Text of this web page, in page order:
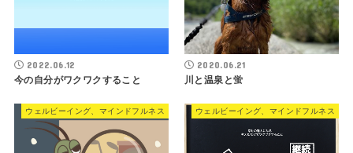
2022.06.12
今の自分がワクワクすること
2020.06.21
川と温泉と蛍
ウェルビーイング、マインドフルネス ウェルビーイング、マインドフルネス